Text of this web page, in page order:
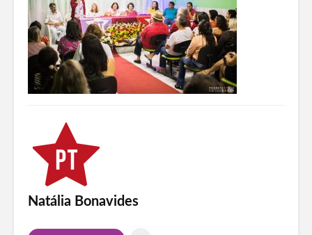
Natália Bonavides